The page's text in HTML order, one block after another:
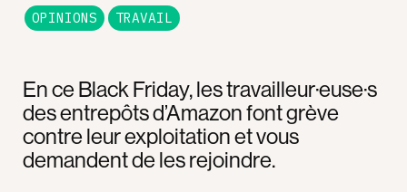
En ce Black Friday, les travailleur·euse·s
des entrepôts d’Amazon font grève
contre leur exploitation et vous
demandent de les rejoindre.
OPINIONS TRAVAIL